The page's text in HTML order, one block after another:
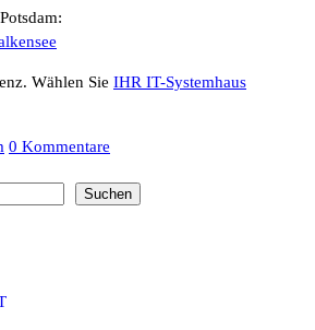
Wählen Sie IHR IT-Systemhaus
0 Kommentare
Suchen